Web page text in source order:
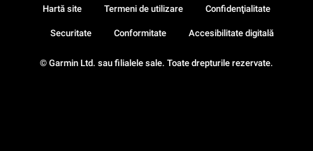
© Garmin Ltd. sau filialele sale. Toate drepturile rezervate.
Hartă site Termeni de utilizare Confidenţialitate
Securitate Conformitate Accesibilitate digitală